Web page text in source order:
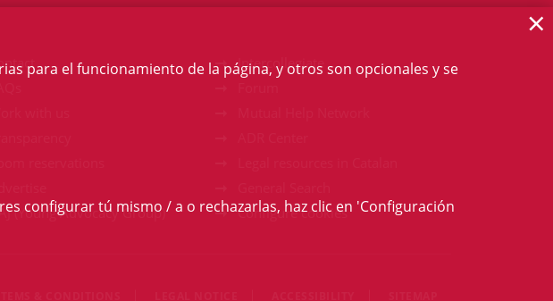
(Young Advocacy Group)
Intercollegiate
Configure cookies
para el funcionamiento de la página, y otros son opcionales y se
configurar tú mismo / a o rechazarlas, haz clic en 'Configuración
×